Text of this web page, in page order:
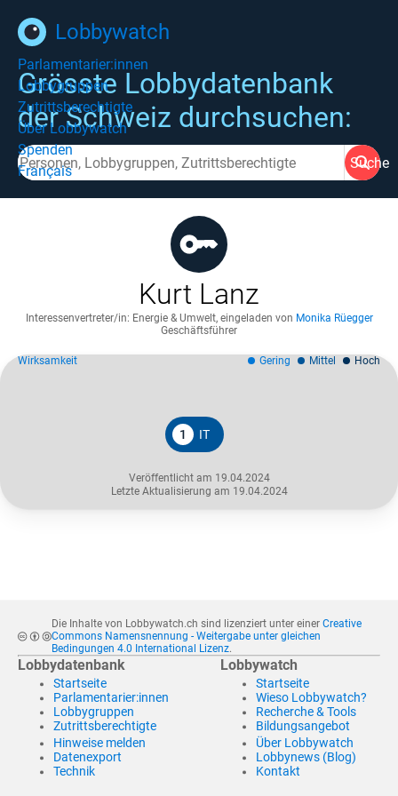
Lobbywatch
Parlamentarier:innen
Lobbygruppen
Zutrittsberechtigte
Über Lobbywatch
Spenden
Français
Grösste Lobbydatenbank
der Schweiz durchsuchen:
Suche
Kurt Lanz
Interessenvertreter/in: Energie & Umwelt, eingeladen von Monika Rüegger
Geschäftsführer
1 IT
Veröffentlicht am 19.04.2024
Letzte Aktualisierung am 19.04.2024
Wirksamkeit Gering Mittel Hoch
Die Inhalte von Lobbywatch.ch sind lizenziert unter einer Creative
Commons Namensnennung - Weitergabe unter gleichen
Bedingungen 4.0 International Lizenz.
Lobbydatenbank
Startseite
Parlamentarier:innen
Lobbygruppen
Zutrittsberechtigte
Hinweise melden
Datenexport
Technik
Lobbywatch
Startseite
Wieso Lobbywatch?
Recherche & Tools
Bildungsangebot
Über Lobbywatch
Lobbynews (Blog)
Kontakt